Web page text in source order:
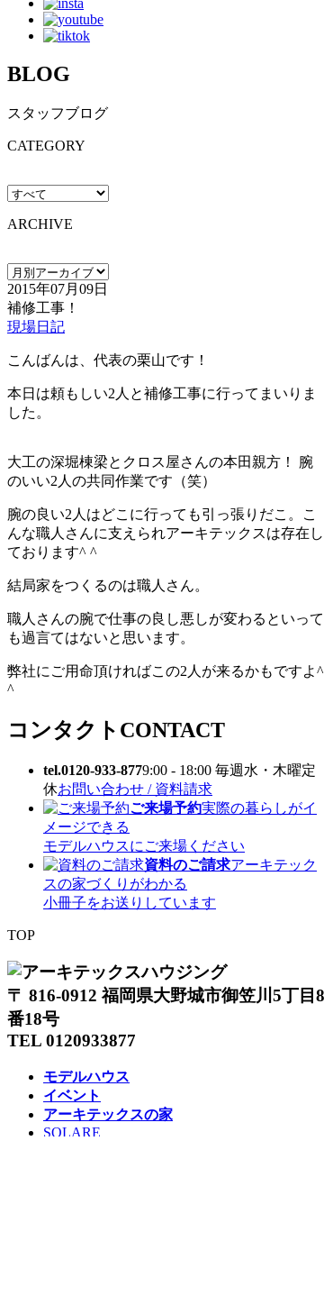
BLOG
スタッフブログ
CATEGORY
ARCHIVE
2015年07月09日
補修工事！
現場日記
こんばんは、代表の栗山です！
本日は頼もしい2人と補修工事に行ってまいりま
した。
大工の深堀棟梁とクロス屋さんの本田親方！ 腕
のいい2人の共同作業です（笑）
腕の良い2人はどこに行っても引っ張りだこ。こ
んな職人さんに支えられアーキテックスは存在し
ております^ ^
結局家をつくるのは職人さん。
職人さんの腕で仕事の良し悪しが変わるといって
も過言てはないと思います。
弊社にご用命頂ければこの2人が来るかもですよ^
^
コンタクト CONTACT
tel.0120-933-8779:00 - 18:00 毎週水・木曜定
休お問い合わせ / 資料請求
ご来場予約実際の暮らしがイ
メージできる
モデルハウスにご来場ください
資料のご請求アーキテック
スの家づくりがわかる
小冊子をお送りしています
TOP
〒 816-0912 福岡県大野城市御笠川5丁目8
番18号
TEL 0120933877
モデルハウス
イベント
アーキテックスの家
SOLARE